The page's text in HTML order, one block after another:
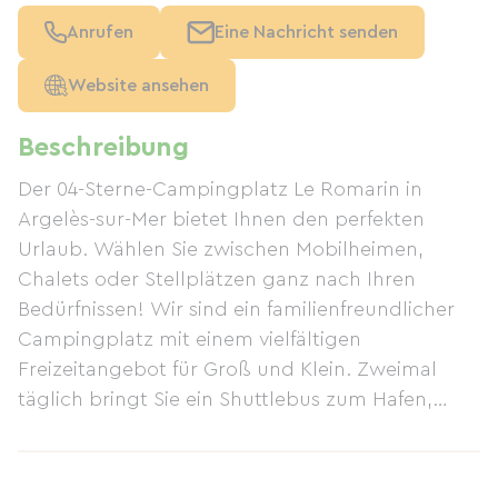
Beschreibung
Der 04-Sterne-Campingplatz Le Romarin in
Argelès-sur-Mer bietet Ihnen den perfekten
Urlaub. Wählen Sie zwischen Mobilheimen,
Chalets oder Stellplätzen ganz nach Ihren
Bedürfnissen! Wir sind ein familienfreundlicher
Campingplatz mit einem vielfältigen
Freizeitangebot für Groß und Klein. Zweimal
täglich bringt Sie ein Shuttlebus zum Hafen,
Anrufen Eine Nachricht senden
Website ansehen